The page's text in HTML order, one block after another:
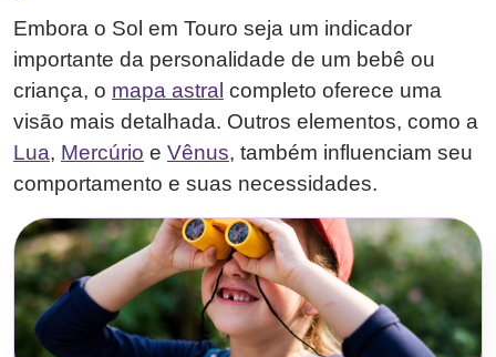
Embora o Sol em Touro seja um indicador
importante da personalidade de um bebê ou
criança, o mapa astral completo oferece uma
visão mais detalhada. Outros elementos, como a
Lua, Mercúrio e Vênus, também influenciam seu
comportamento e suas necessidades.